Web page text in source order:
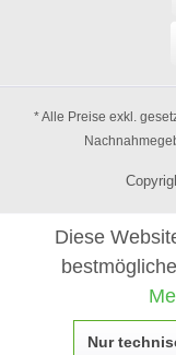
* Alle Preise exkl.
Diese
Nur